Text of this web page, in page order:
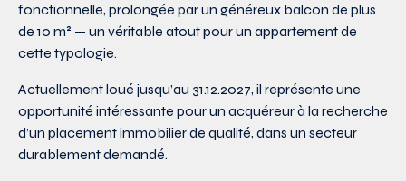
fonctionnelle, prolongée par un généreux balcon de plus
de 10 m² — un véritable atout pour un appartement de
cette typologie.
Actuellement loué jusqu’au 31.12.2027, il représente une
opportunité intéressante pour un acquéreur à la recherche
d’un placement immobilier de qualité, dans un secteur
durablement demandé.